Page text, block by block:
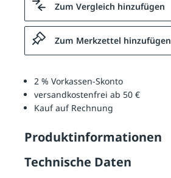
Zum Vergleich hinzufügen
Zum Merkzettel hinzufügen
2 % Vorkassen-Skonto
versandkostenfrei ab 50 €
Kauf auf Rechnung
Produktinformationen
Technische Daten